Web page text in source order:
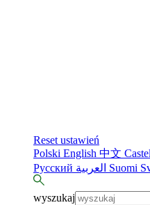
Reset ustawień
Polski English 中文
Русский
Suomi
wyszukaj